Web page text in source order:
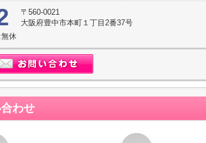
〒560-0021
大阪府豊中市本町１丁目2番37号
休
わせ